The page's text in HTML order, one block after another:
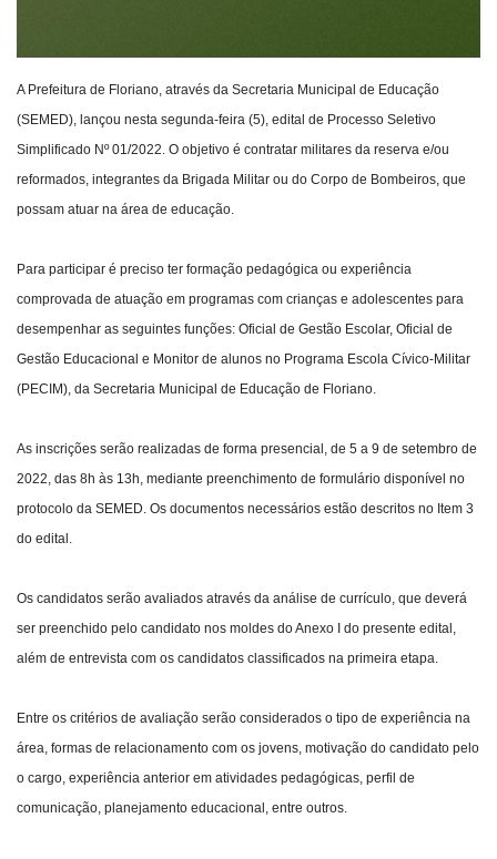
A Prefeitura de Floriano, através da Secretaria Municipal de Educação
(SEMED), lançou nesta segunda-feira (5), edital de Processo Seletivo
Simplificado Nº 01/2022. O objetivo é contratar militares da reserva e/ou
reformados, integrantes da Brigada Militar ou do Corpo de Bombeiros, que
possam atuar na área de educação.
Para participar é preciso ter formação pedagógica ou experiência
comprovada de atuação em programas com crianças e adolescentes para
desempenhar as seguintes funções: Oficial de Gestão Escolar, Oficial de
Gestão Educacional e Monitor de alunos no Programa Escola Cívico-Militar
(PECIM), da Secretaria Municipal de Educação de Floriano.
As inscrições serão realizadas de forma presencial, de 5 a 9 de setembro de
2022, das 8h às 13h, mediante preenchimento de formulário disponível no
protocolo da SEMED. Os documentos necessários estão descritos no Item 3
do edital.
Os candidatos serão avaliados através da análise de currículo, que deverá
ser preenchido pelo candidato nos moldes do Anexo I do presente edital,
além de entrevista com os candidatos classificados na primeira etapa.
Entre os critérios de avaliação serão considerados o tipo de experiência na
área, formas de relacionamento com os jovens, motivação do candidato pelo
o cargo, experiência anterior em atividades pedagógicas, perfil de
comunicação, planejamento educacional, entre outros.